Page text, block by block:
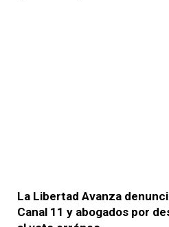
La Libertad Avanza
Canal 11 y abogados por